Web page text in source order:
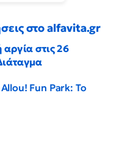
στο alfavita.gr
στις 26
Allou! Fun Park: Το